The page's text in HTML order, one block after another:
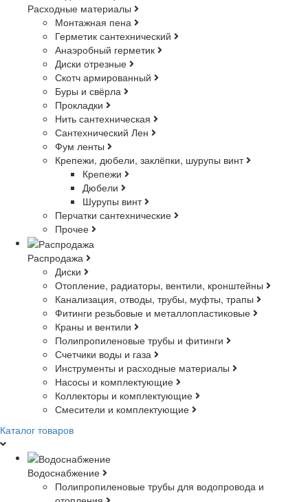
Расходные материалы
Монтажная пена
Герметик сантехнический
Анаэробный герметик
Диски отрезные
Скотч армированный
Буры и свёрла
Прокладки
Нить сантехническая
Сантехнический Лен
Фум ленты
Крепежи, дюбели, заклёпки, шурупы винт
Крепежи
Дюбели
Шурупы винт
Перчатки сантехнические
Прочее
Распродажа
Диски
Отопление, радиаторы, вентили, кронштейны
Канализация, отводы, трубы, муфты, трапы
Фитинги резьбовые и металлопластиковые
Краны и вентили
Полипропиленовые трубы и фитинги
Счетчики воды и газа
Инструменты и расходные материалы
Насосы и комплектующие
Коллекторы и комплектующие
Смесители и комплектующие
Каталог товаров
Водоснабжение
Полипропиленовые трубы для водопровода и